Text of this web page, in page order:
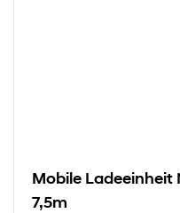
Mobile Ladeeinheit
7,5m